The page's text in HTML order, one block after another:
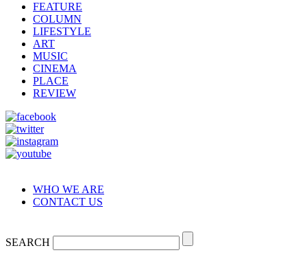
FEATURE
COLUMN
LIFESTYLE
ART
MUSIC
CINEMA
PLACE
REVIEW
WHO WE ARE
CONTACT US
SEARCH